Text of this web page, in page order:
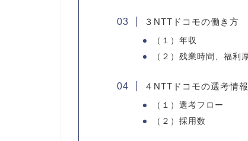
３NTTドコモの働き方
（１）年収
（２）残業時間、福利
４NTTドコモの選考情報
（１）選考フロー
（２）採用数